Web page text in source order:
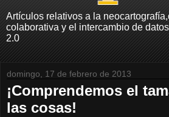
Artículos relativos a la
colaborativa y el intercambio de
2.0
domingo, 17 de febrero de 2013
¡Comprendemos el
las cosas!